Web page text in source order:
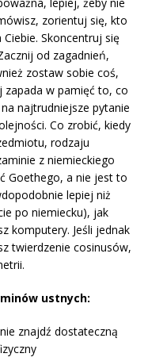
zorientuj się, kto
Skoncentruj się
od zagadnień,
zostaw sobie coś,
zapada w pamięć to, co
najtrudniejsze pytanie
Co zrobić, kiedy
rodzaju
z niemieckiego
Goethego, a nie jest to
lepiej niż
po niemiecku), jak
komputery. Jeśli jednak
twierdzenie cosinusów,
ustnych:
znajdź dostateczną